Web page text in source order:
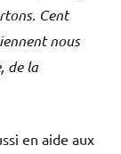
Cent
nous
de la
en aide aux